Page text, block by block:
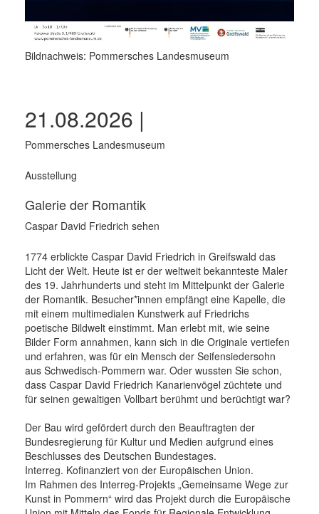
Bildnachweis: Pommersches Landesmuseum
21.08.2026 |
Pommersches Landesmuseum
Ausstellung
Galerie der Romantik
Caspar David Friedrich sehen
1774 erblickte Caspar David Friedrich in Greifswald das
Licht der Welt. Heute ist er der weltweit bekannteste Maler
des 19. Jahrhunderts und steht im Mittelpunkt der Galerie
der Romantik. Besucher*innen empfängt eine Kapelle, die
mit einem multimedialen Kunstwerk auf Friedrichs
poetische Bildwelt einstimmt. Man erlebt mit, wie seine
Bilder Form annahmen, kann sich in die Originale vertiefen
und erfahren, was für ein Mensch der Seifensiedersohn
aus Schwedisch-Pommern war. Oder wussten Sie schon,
dass Caspar David Friedrich Kanarienvögel züchtete und
für seinen gewaltigen Vollbart berühmt und berüchtigt war?
Der Bau wird gefördert durch den Beauftragten der
Bundesregierung für Kultur und Medien aufgrund eines
Beschlusses des Deutschen Bundestages.
Interreg. Kofinanziert von der Europäischen Union.
Im Rahmen des Interreg-Projekts „Gemeinsame Wege zur
Kunst in Pommern“ wird das Projekt durch die Europäische